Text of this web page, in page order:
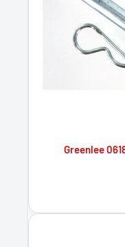
Greenlee